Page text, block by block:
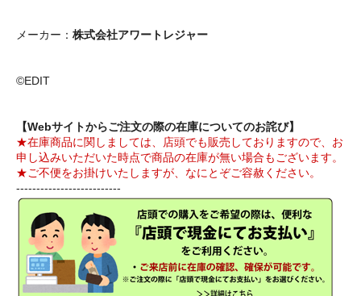
メーカー： 株式会社アワートレジャー
©EDIT
【Webサイトからご注文の際の在庫についてのお詫び】
★在庫商品に関しましては、店頭でも販売しておりますので、お
申し込みいただいた時点で商品の在庫が無い場合もございます。
★ご不便をお掛けいたしますが、なにとぞご容赦ください。
--------------------------